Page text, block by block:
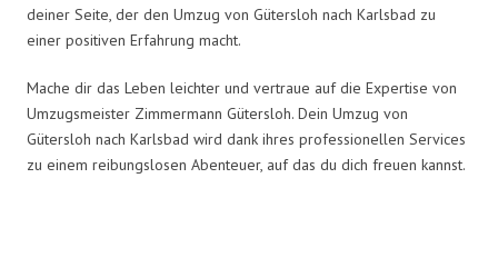
deiner Seite, der den Umzug von Gütersloh nach Karlsbad zu
einer positiven Erfahrung macht.
Mache dir das Leben leichter und vertraue auf die Expertise von
Umzugsmeister Zimmermann Gütersloh. Dein Umzug von
Gütersloh nach Karlsbad wird dank ihres professionellen Services
zu einem reibungslosen Abenteuer, auf das du dich freuen kannst.